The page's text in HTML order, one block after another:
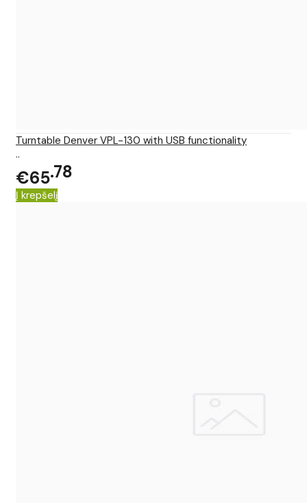
Turntable Denver VPL-130 with USB functionality
..
€6578
Į krepšelį